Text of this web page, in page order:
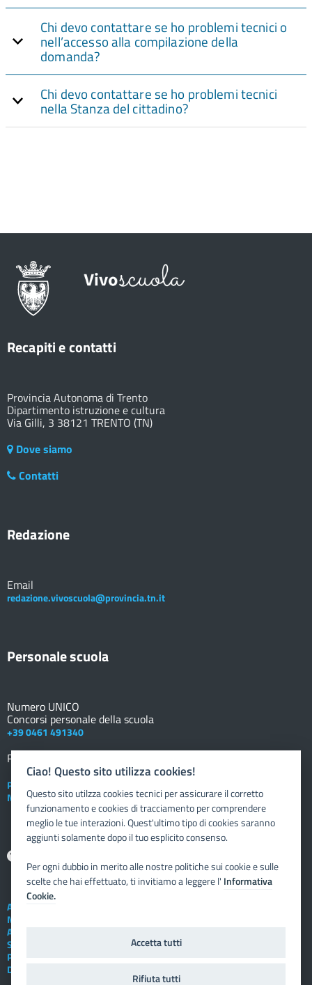
Chi devo contattare se ho problemi tecnici o
nell’accesso alla compilazione della
domanda?
Chi devo contattare se ho problemi tecnici
nella Stanza del cittadino?
Recapiti e contatti
Provincia Autonoma di Trento
Dipartimento istruzione e cultura
Via Gilli, 3 38121 TRENTO (TN)
Dove siamo
Contatti
Redazione
Email
redazione.vivoscuola@provincia.tn.it
Personale scuola
Numero UNICO
Concorsi personale della scuola
+39 0461 491340
Registro elettronico
Posta elettronica istituzionale
Nuovo sportello dipendente
Assistenza tecnica
Note legali
Albo telematico
Social Media Policy
Privacy
Dichiarazione di accessibilità
Ciao! Questo sito utilizza cookies!
Questo sito utilzza cookies tecnici per assicurare il corretto
funzionamento e cookies di tracciamento per comprendere
meglio le tue interazioni. Quest'ultimo tipo di cookies saranno
aggiunti solamente dopo il tuo esplicito consenso.
Per ogni dubbio in merito alle nostre politiche sui cookie e sulle
scelte che hai effettuato, ti invitiamo a leggere l' Informativa
Cookie.
Accetta tutti
Rifiuta tutti